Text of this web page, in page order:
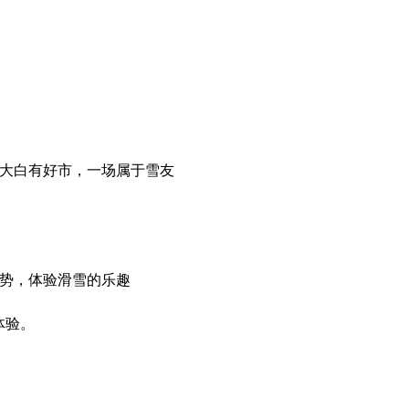
白有好市，一场属于雪友
，体验滑雪的乐趣
。